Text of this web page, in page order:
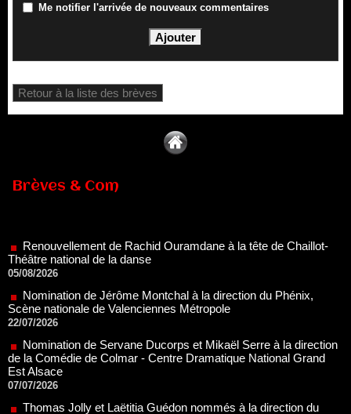
Me notifier l'arrivée de nouveaux commentaires
Retour à la liste des brèves
Brèves & Com
05/08/2026
Nomination de Jérôme Montchal à la direction du Phénix,
Scène nationale de Valenciennes Métropole
22/07/2026
Nomination de Servane Ducorps et Mikaël Serre à la direction
de la Comédie de Colmar - Centre Dramatique National Grand
07/07/2026
Thomas Jolly et Laëtitia Guédon nommés à la direction du
TNP
02/07/2026